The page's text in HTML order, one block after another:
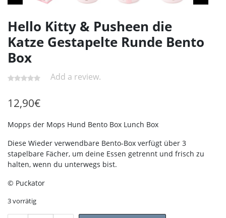
Hello Kitty & Pusheen die
Katze Gestapelte Runde Bento
Box
Add a review.
12,90€
Mopps der Mops Hund Bento Box Lunch Box
Diese Wieder verwendbare Bento-Box verfügt über 3
stapelbare Fächer, um deine Essen getrennt und frisch zu
halten, wenn du unterwegs bist.
© Puckator
3 vorrätig